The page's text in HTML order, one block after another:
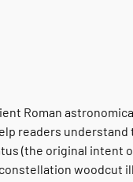
Roman
readers
(the original intent